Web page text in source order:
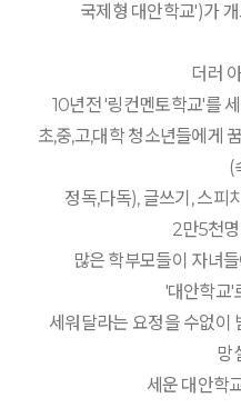
국제형 대안학교')가
더러
10년전 '링컨멘토학교'를
초,중,고,대학 청소년들에게
(
정독,다독), 글쓰기, 스피
2만5천
많은 학부모들이 자녀
'대안학교'
세워달라는 요정을 수없이
망
세운 대안학